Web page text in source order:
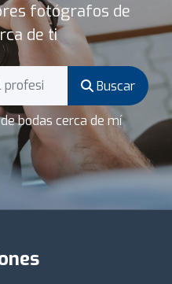
fotógrafos de
de ti
Buscar
bodas cerca de mí